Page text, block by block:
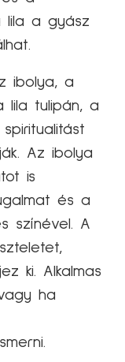
lila a gyász
ibolya, a
lila tulipán, a
Az ibolya
is
és a
színével. A
ki. Alkalmas
ha